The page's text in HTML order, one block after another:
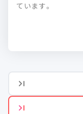
ています。